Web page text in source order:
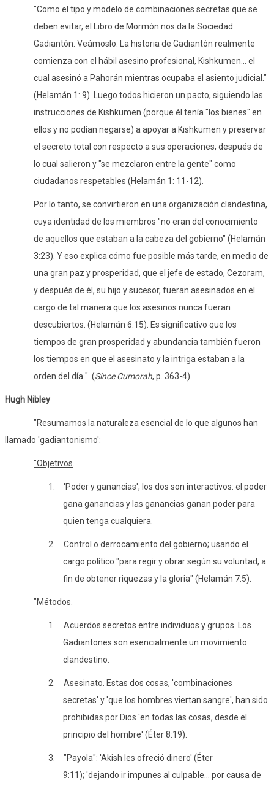
"Como el tipo y modelo de combinaciones secretas que se
deben evitar, el Libro de Mormón nos da la Sociedad
Gadiantón. Veámoslo. La historia de Gadiantón realmente
comienza con el hábil asesino profesional, Kishkumen... el
cual asesinó a Pahorán mientras ocupaba el asiento judicial."
(Helamán 1: 9). Luego todos hicieron un pacto, siguiendo las
instrucciones de Kishkumen (porque él tenía "los bienes" en
ellos y no podían negarse) a apoyar a Kishkumen y preservar
el secreto total con respecto a sus operaciones; después de
lo cual salieron y "se mezclaron entre la gente" como
ciudadanos respetables (Helamán 1: 11-12).
Por lo tanto, se convirtieron en una organización clandestina,
cuya identidad de los miembros "no eran del conocimiento
de aquellos que estaban a la cabeza del gobierno" (Helamán
3:23). Y eso explica cómo fue posible más tarde, en medio de
una gran paz y prosperidad, que el jefe de estado, Cezoram,
y después de él, su hijo y sucesor, fueran asesinados en el
cargo de tal manera que los asesinos nunca fueran
descubiertos. (Helamán 6:15). Es significativo que los
tiempos de gran prosperidad y abundancia también fueron
los tiempos en que el asesinato y la intriga estaban a la
orden del día ". (Since Cumorah, p. 363-4)
Hugh Nibley
"Resumamos la naturaleza esencial de lo que algunos han
llamado 'gadiantonismo':
"Objetivos
1.
'Poder y ganancias', los dos son interactivos: el poder
gana ganancias y las ganancias ganan poder para
quien tenga cualquiera.
2.
Control o derrocamiento del gobierno; usando el
cargo político "para regir y obrar según su voluntad, a
fin de obtener riquezas y la gloria" (Helamán 7:5).
"Métodos.
1.
Acuerdos secretos entre individuos y grupos. Los
Gadiantones son esencialmente un movimiento
clandestino.
2.
Asesinato. Estas dos cosas, 'combinaciones
secretas' y 'que los hombres viertan sangre', han sido
prohibidas por Dios 'en todas las cosas, desde el
principio del hombre' (Éter 8:19).
3.
"Payola": 'Akish les ofreció dinero' (Éter
9:11); 'dejando ir impunes al culpable… por causa de